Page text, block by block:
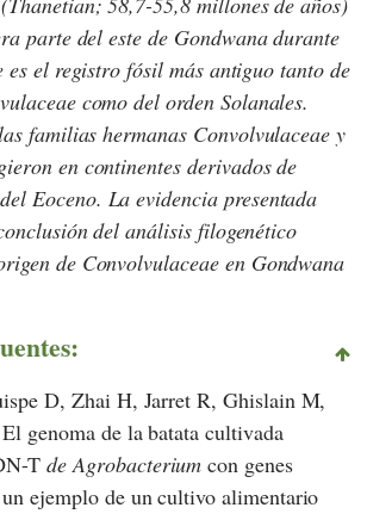
parte del este de Gondwana durante
es el registro fósil más antiguo tanto de
como del orden Solanales.
familias hermanas Convolvulaceae y
en continentes derivados de
Eoceno. La evidencia presentada
del análisis filogenético
de Convolvulaceae en Gondwana
D, Zhai H, Jarret R, Ghislain M,
genoma de la batata cultivada
Tde Agrobacterium con genes
un ejemplo de un cultivo alimentario